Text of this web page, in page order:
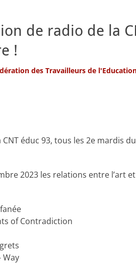
de radio de la
!
des Travailleurs de
CNT éduc 93, tous les 2e mardis
2023 les relations entre l’art
of Contradiction
Way